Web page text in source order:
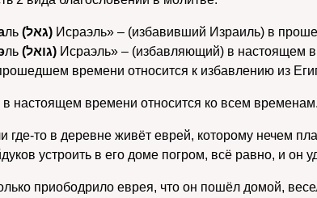
ль (גאל‎) Исраэль» – (избавивший Израиль) в
ль (גואל) Исраэль» – (избавляющий) в настоящем
времени относится к избавлению из
в настоящем времени относится ко всем
где-то в деревне живёт еврей, которому нечем
устроить в его доме погром, всё равно, и он
приободрило еврея, что он пошёл домой,